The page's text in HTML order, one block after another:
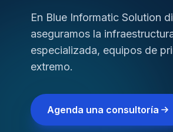
En Blue Informatic Solution
aseguramos la
especializada, equipos de
extremo.
Agenda una consultoría